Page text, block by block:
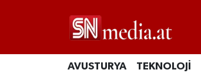
AVUSTURYA TEKNOLOJİ